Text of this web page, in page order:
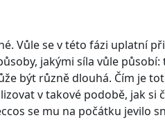
Vůle se v této fázi uplatní při
jakými síla vůle
být různě dlouhá. Čím je
v takové podobě, jak si
se mu na počátku jevilo